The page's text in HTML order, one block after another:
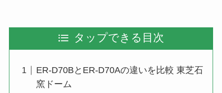
タップできる目次
ER-D70BとER-D70Aの違いを比較 東芝石
窯ドーム